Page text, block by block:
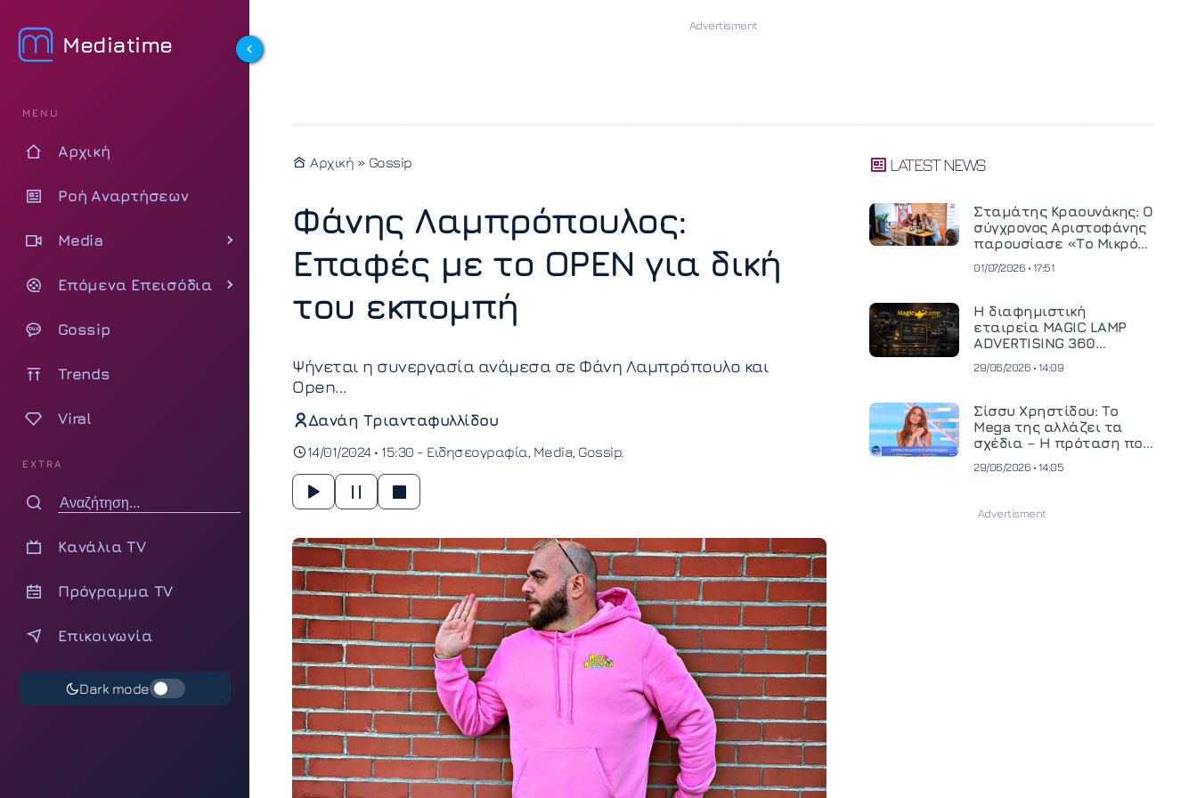
Mediatime
MENU
Αρχική
Ροή Αναρτήσεων
Media
Επόμενα Επεισόδια
Gossip
Trends
Viral
EXTRA
Κανάλια TV
Πρόγραμμα TV
Επικοινωνία
Dark mode
Αρχική » Gossip
Φάνης Λαμπρόπουλος:
Επαφές με το OPEN για δική
του εκπομπή
Ψήνεται η συνεργασία ανάμεσα σε Φάνη Λαμπρόπουλο και
Open...
Δανάη Τριανταφυλλίδου
14/01/2024 • 15:30 - Ειδησεογραφία Media Gossip
LATEST NEWS
Σταμάτης Κραουνάκης: Ο
σύγχρονος Αριστοφάνης
παρουσίασε «Το Μικρό
01/07/2026 • 17:51
Η διαφημιστική
εταιρεία MAGIC LAMP
ADVERTISING 360
κινηματογραφική
και ανεβάζει τον πήχη
στην παραγωγή
οπτικοακουστικού
περιεχομένου
29/06/2026 • 14:09
Σίσσυ Χρηστίδου: Το
Mega της αλλάζει τα
σχέδια – Η πρόταση που
29/06/2026 • 14:05